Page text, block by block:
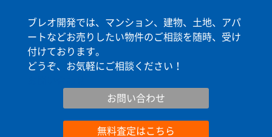
ブレオ開発では、マンション、建物、土地、アパ
ートなどお売りしたい物件のご相談を随時、受け
付けております。
どうぞ、お気軽にご相談ください！
お問い合わせ
無料査定はこちら